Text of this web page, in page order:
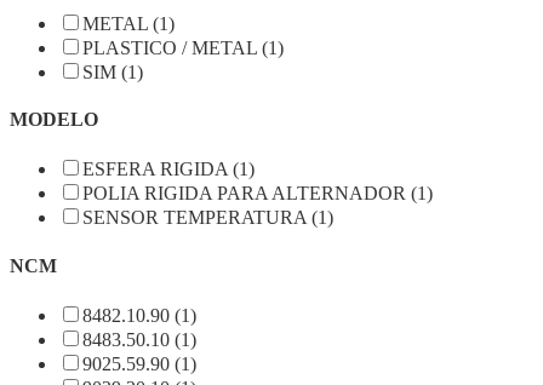
METAL (1)
PLASTICO / METAL (1)
SIM (1)
MODELO
ESFERA RIGIDA (1)
POLIA RIGIDA PARA ALTERNADOR (1)
SENSOR TEMPERATURA (1)
NCM
8482.10.90 (1)
8483.50.10 (1)
9025.59.90 (1)